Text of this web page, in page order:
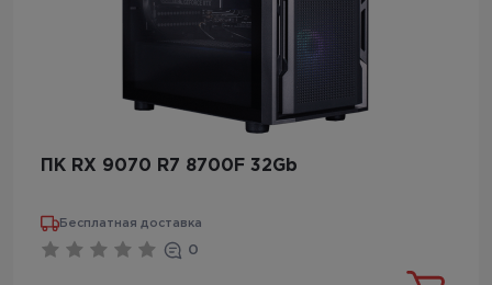
ПК RX 9070 R7 8700F 32Gb
Бесплатная доставка
0